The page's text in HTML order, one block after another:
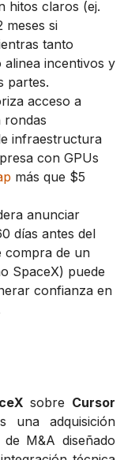
hitos claros (ej.
meses si
tanto
incentivos y
partes.
acceso a
rondas
infraestructura
con GPUs
más que $5
anunciar
días antes del
compra de un
SpaceX) puede
confianza en
sobre Cursor
adquisición
M&A diseñado